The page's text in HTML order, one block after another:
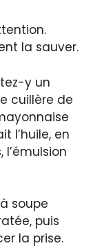
la sauver.
y un
cuillère de
l’huile, en
soupe
puis
la prise.